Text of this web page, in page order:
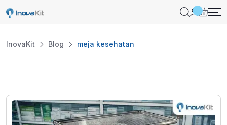
Skip
InovaKit Blog meja kesehatan